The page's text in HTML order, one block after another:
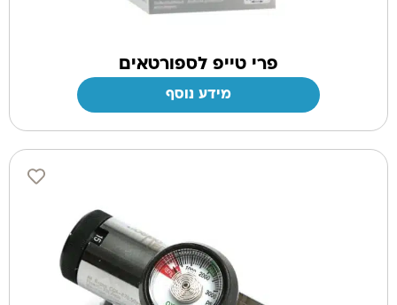
פרי טייפ לספורטאים
מידע נוסף